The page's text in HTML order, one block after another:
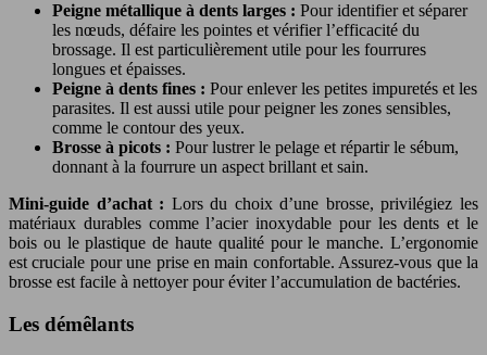
Peigne métallique à dents larges : Pour identifier et séparer
les nœuds, défaire les pointes et vérifier l’efficacité du
brossage. Il est particulièrement utile pour les fourrures
longues et épaisses.
Peigne à dents fines : Pour enlever les petites impuretés et les
parasites. Il est aussi utile pour peigner les zones sensibles,
comme le contour des yeux.
Brosse à picots : Pour lustrer le pelage et répartir le sébum,
donnant à la fourrure un aspect brillant et sain.
Mini-guide d’achat : Lors du choix d’une brosse, privilégiez les
matériaux durables comme l’acier inoxydable pour les dents et le
bois ou le plastique de haute qualité pour le manche. L’ergonomie
est cruciale pour une prise en main confortable. Assurez-vous que la
brosse est facile à nettoyer pour éviter l’accumulation de bactéries.
Les démêlants